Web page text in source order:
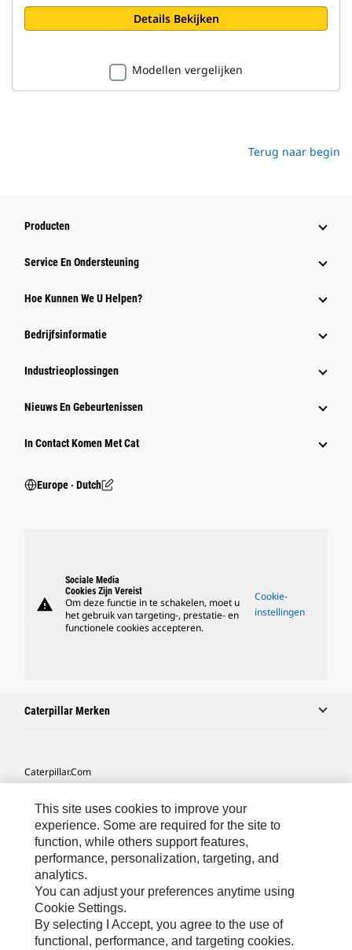
Details Bekijken
Modellen vergelijken
Terug naar begin
Producten
Service En Ondersteuning
Hoe Kunnen We U Helpen?
Bedrijfsinformatie
Industrieoplossingen
Nieuws En Gebeurtenissen
In Contact Komen Met Cat
Europe ‧ Dutch
warning
Sociale Media
Cookies Zijn Vereist
Om deze functie in te schakelen, moet u
het gebruik van targeting-, prestatie- en
functionele cookies accepteren.
Cookie-
instellingen
Caterpillar Merken
Caterpillar.com
Mijn Marketingvoorkeuren
Site Map
Cookie Settings
Legal
Privacy
This site uses cookies to improve your
experience. Some are required for the site to
function, while others support features,
performance, personalization, targeting, and
analytics.
You can adjust your preferences anytime using
Cookie Settings.
By selecting I Accept, you agree to the use of
functional, performance, and targeting cookies.